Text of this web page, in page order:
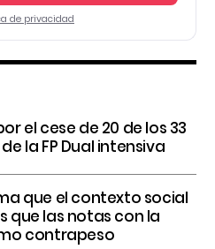
de privacidad
el cese de 20 de los 33
la FP Dual intensiva
que el contexto social
que las notas con la
contrapeso